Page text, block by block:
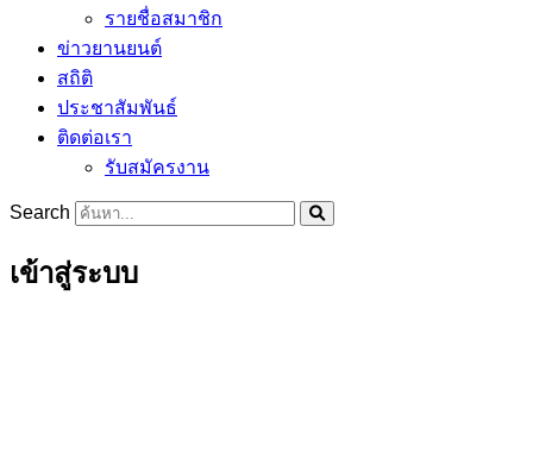
รายชื่อสมาชิก
ข่าวยานยนต์
สถิติ
ประชาสัมพันธ์
ติดต่อเรา
รับสมัครงาน
Search
เข้าสู่ระบบ